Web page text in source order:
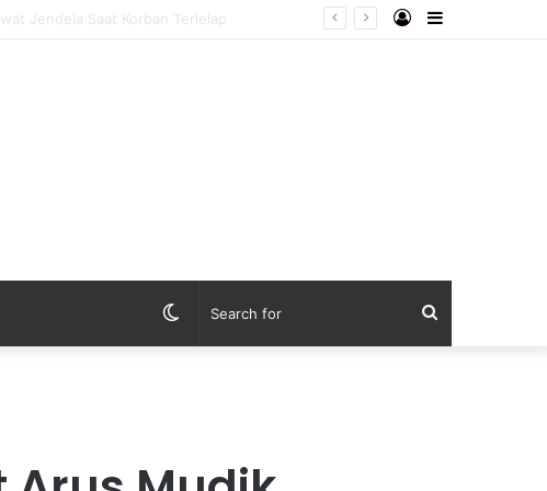
Harapan Sidebar
Log
Search
Switch